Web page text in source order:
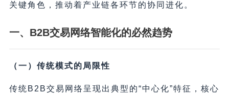
关键角色，推动着产业链各环节的协同进化。
一、B2B交易网络智能化的必然趋势
（一）传统模式的局限性
传统B2B交易网络呈现出典型的“中心化”特征，核心